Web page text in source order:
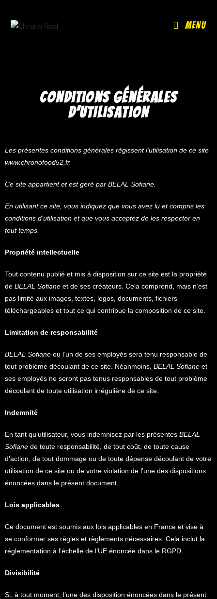
Menu
conditions générales
d'utilisation
Les présentes conditions générales régissent l’utilisation de ce site
www.chronofood52.fr.
Ce site appartient et est géré par BELAL Sofiane.
En utilisant ce site, vous indiquez que vous avez lu et compris les
conditions d’utilisation et que vous acceptez de les respecter en
tout temps.
Propriété intellectuelle
Tout contenu publié et mis à disposition sur ce site est la propriété
de BELAL Sofiane et de ses créateurs. Cela comprend, mais n’est
pas limité aux images, textes, logos, documents, fichiers
téléchargeables et tout ce qui contribue la composition de ce site.
Limitation de responsabilité
BELAL Sofiane ou l’un de ses employés sera tenu responsable de
tout problème découlant de ce site. Néanmoins, BELAL Sofiane et
ses employés ne seront pas tenus responsables de tout problème
découlant de toute utilisation irrégulière de ce site.
Indemnité
En tant qu’utilisateur, vous indemnisez par les présentes BELAL
Sofiane de toute responsabilité, de tout coût, de toute cause
d’action, de tout dommage ou de toute dépense découlant de votre
utilisation de ce site ou de votre violation de l’une des dispositions
énoncées dans le présent document.
Lois applicables
Ce document est soumis aux lois applicables en France et vise à
se conformer ses règles et règlements nécessaires. Cela inclut la
réglementation à l’échelle de l’UE énoncée dans le RGPD.
Divisibilité
Si, à tout moment, l’une des disposition énoncées dans le présent